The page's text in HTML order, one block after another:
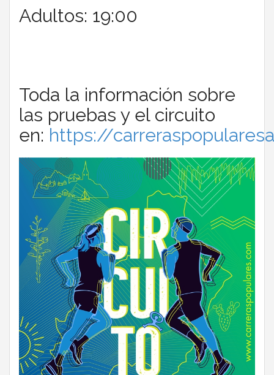
Adultos: 19:00
Toda la información sobre
las pruebas y el circuito
en: https://